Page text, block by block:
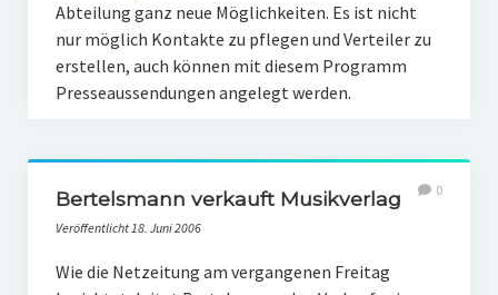
Zukunft der Bildung
Vom Trend zur Tonne
Abteilung ganz neue Möglichkeiten. Es ist nicht
nur möglich Kontakte zu pflegen und Verteiler zu
erstellen, auch können mit diesem Programm
Presseaussendungen angelegt werden.
Bertelsmann verkauft Musikverlag
Veröffentlicht 18. Juni 2006
0
Wie die Netzeitung am vergangenen Freitag